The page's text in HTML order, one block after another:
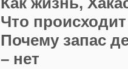
Что
Почему запас
– нет